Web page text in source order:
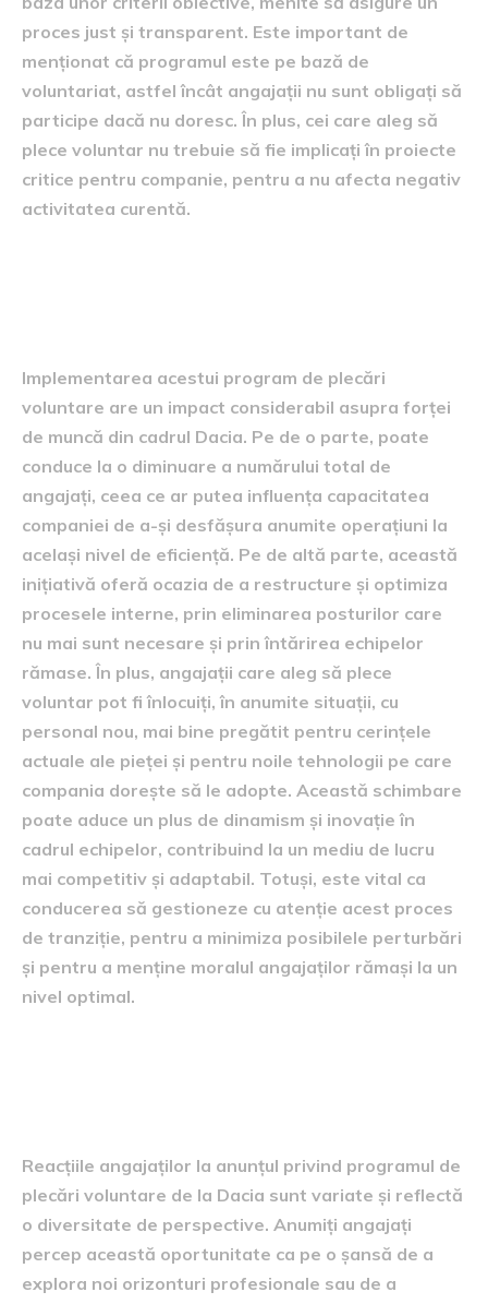
proces just și transparent. Este important de
menționat că programul este pe bază de
voluntariat, astfel încât angajații nu sunt obligați să
participe dacă nu doresc. În plus, cei care aleg să
plece voluntar nu trebuie să fie implicați în proiecte
critice pentru companie, pentru a nu afecta negativ
activitatea curentă.
Implementarea acestui program de plecări
voluntare are un impact considerabil asupra forței
de muncă din cadrul Dacia. Pe de o parte, poate
conduce la o diminuare a numărului total de
angajați, ceea ce ar putea influența capacitatea
companiei de a-și desfășura anumite operațiuni la
același nivel de eficiență. Pe de altă parte, această
inițiativă oferă ocazia de a restructure și optimiza
procesele interne, prin eliminarea posturilor care
nu mai sunt necesare și prin întărirea echipelor
rămase. În plus, angajații care aleg să plece
voluntar pot fi înlocuiți, în anumite situații, cu
personal nou, mai bine pregătit pentru cerințele
actuale ale pieței și pentru noile tehnologii pe care
compania dorește să le adopte. Această schimbare
poate aduce un plus de dinamism și inovație în
cadrul echipelor, contribuind la un mediu de lucru
mai competitiv și adaptabil. Totuși, este vital ca
conducerea să gestioneze cu atenție acest proces
de tranziție, pentru a minimiza posibilele perturbări
și pentru a menține moralul angajaților rămași la un
nivel optimal.
Reacțiile angajaților la anunțul privind programul de
plecări voluntare de la Dacia sunt variate și reflectă
o diversitate de perspective. Anumiți angajați
percep această oportunitate ca pe o șansă de a
explora noi orizonturi profesionale sau de a